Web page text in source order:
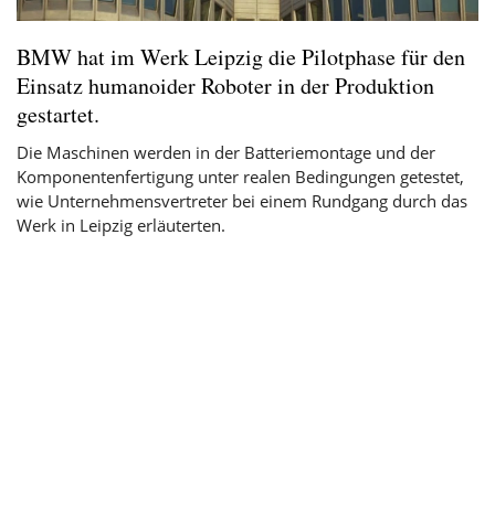
BMW hat im Werk Leipzig die Pilotphase für den
Einsatz humanoider Roboter in der Produktion
gestartet.
Die Maschinen werden in der Batteriemontage und der
Komponentenfertigung unter realen Bedingungen getestet,
wie Unternehmensvertreter bei einem Rundgang durch das
Werk in Leipzig erläuterten.